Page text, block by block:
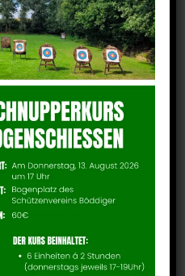
hat die Deutsche
2023 stattgefunden
der Hallensaison für
einige unserer
in Deutschland
super geschlagen.